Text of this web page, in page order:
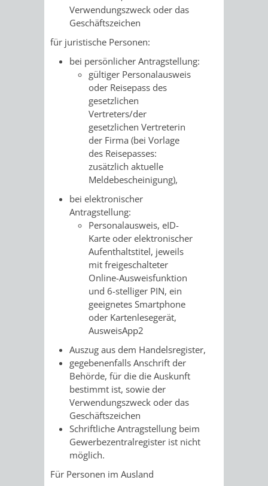
FRIEDHÖFE
BESTATTUNGSMÖGLICHKEITEN
HAUPTFRIEDHOF
WEINHEIM
FRIEDHÖFE
HOHENSACHSEN
FRIEDHOF
LÜTZELSACHSEN
FRIEDHOF
OBERFLOCKENBACH
FRIEDHOF
RIPPENWEIER-
HEILIGKREUZ
FRIEDHOF
SULZBACH
KIRCHEN
KULTUREINRICHTUNGEN
THEATER
MUSEUM
VERANSTALTUNGEN
KINDER
IM
MUSEUM
STADTBIBLIOTHEK
A
BIS
Z
AUSLEIHE
MEDIENANGEBOTE
ONLINE-
KATALOG
VERANSTALTUNGEN
AUSBILDUNG
&
PRAKTIKA
LEIHVERKEHR
DER
BIBLIOTHEK
SERVICE
FÜR
LEHRER/INNEN
KINO
VERANSTALTUNGSRÄUME
STADTHALLE
ROLF-
ENGELBRECHT-
HAUS
BÜRGERSAAL
IM
ALTEN
RATHAUS
STADTARCHIV
PARKEN
APP
VRNNEXTBIKE
STADTPLAN /
GEOPORTAL
Verwendungszweck oder das
Geschäftszeichen
für juristische Personen:
bei persönlicher Antragstellung:
gültiger Personalausweis
oder Reisepass des
gesetzlichen
Vertreters/der
gesetzlichen Vertreterin
der Firma (bei Vorlage
des Reisepasses:
zusätzlich aktuelle
Meldebescheinigung),
bei elektronischer
Antragstellung:
Personalausweis, eID-
Karte oder elektronischer
Aufenthaltstitel, jeweils
mit freigeschalteter
Online-Ausweisfunktion
und 6-stelliger PIN, ein
geeignetes Smartphone
oder Kartenlesegerät,
AusweisApp2
Auszug aus dem Handelsregister,
gegebenenfalls Anschrift der
Behörde, für die die Auskunft
bestimmt ist, sowie der
Verwendungszweck oder das
Geschäftszeichen
Schriftliche Antragstellung beim
Gewerbezentralregister ist nicht
möglich.
Für Personen im Ausland